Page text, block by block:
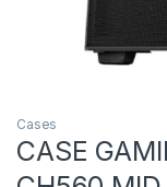
Cases
CASE